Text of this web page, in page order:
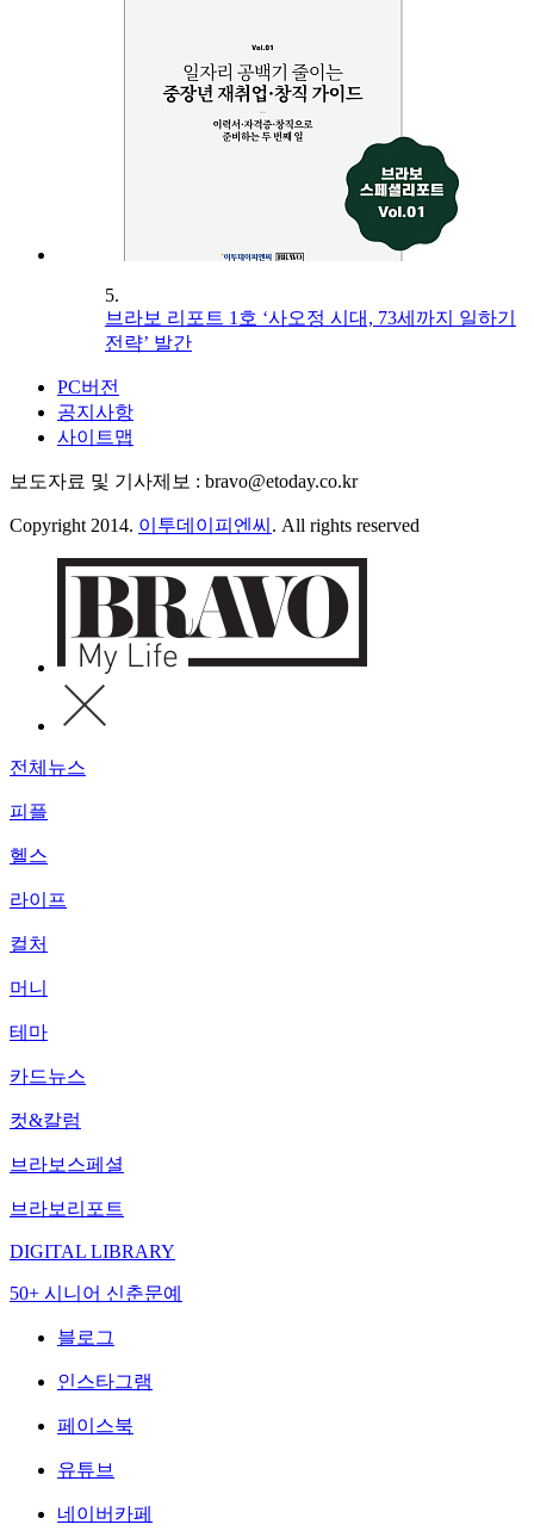
5.
브라보 리포트 1호 ‘사오정 시대, 73세까지 일하기
전략’ 발간
PC버전
공지사항
사이트맵
보도자료 및 기사제보 : bravo@etoday.co.kr
Copyright 2014. 이투데이피엔씨 . All rights reserved
전체뉴스
피플
헬스
라이프
컬처
머니
테마
카드뉴스
컷&칼럼
브라보스페셜
브라보리포트
DIGITAL LIBRARY
50+ 시니어 신춘문예
블로그
인스타그램
페이스북
유튜브
네이버카페